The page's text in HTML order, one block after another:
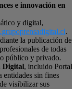
e innovación en
y digital,
.
la publicación de
de todas
público y privado.
Digital, incluido Portal
entidades sin fines
visibilizar sus